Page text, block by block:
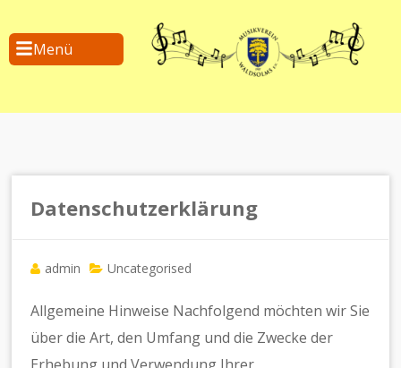
Menü
Datenschutzerklärung
admin Uncategorised
Allgemeine Hinweise Nachfolgend möchten wir Sie
über die Art, den Umfang und die Zwecke der